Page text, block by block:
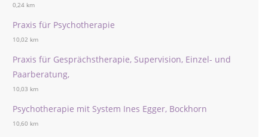
0,24 km
Praxis für Psychotherapie
10,02 km
Praxis für Gesprächstherapie, Supervision, Einzel- und
Paarberatung,
10,03 km
Psychotherapie mit System Ines Egger, Bockhorn
10,60 km